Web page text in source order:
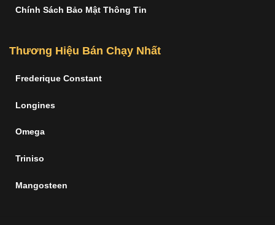
Chính Sách Bảo Mật Thông Tin
Thương Hiệu Bán Chạy Nhất
Frederique Constant
Longines
Omega
Triniso
Mangosteen